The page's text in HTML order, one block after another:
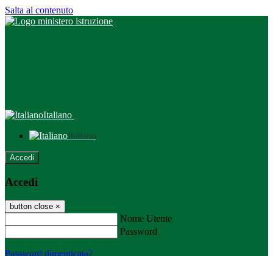
Salta al contenuto
Italiano
Italiano
Accedi
Accedi
button close ×
Nome Utente
Password
Password dimenticata?